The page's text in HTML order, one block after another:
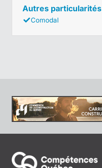
Autres particularités
Comodal